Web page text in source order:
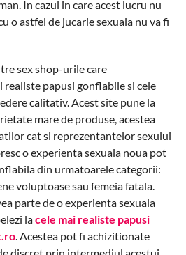
In cazul in care acest lucru nu
o astfel de jucarie sexuala nu va fi
sex shop-urile care
realiste papusi gonflabile si cele
calitativ. Acest site pune la
mare de produse, acestea
cat si reprezentantelor sexului
o experienta sexuala noua pot
din urmatoarele categorii:
voluptoase sau femeia fatala.
parte de o experienta sexuala
lacele mai realiste papusi
. Acestea pot fi achizitionate